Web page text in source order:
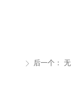
ꁕ 后一个： 无